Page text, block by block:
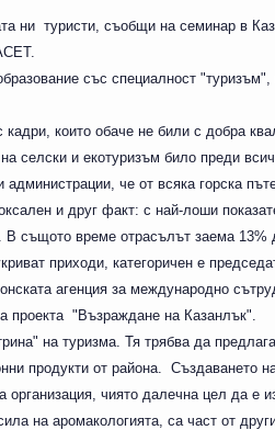
ни туристи, съобщи на семинар в
със специалност
които обаче не били с добра
селски и екотуризъм било преди
че от всяка горска
и друг факт: с най-лоши
същото време отрасълът заема 13%
приходи, категоричен е
агенция за международно
проекта "Възраждане на Казанлък".
на туризма. Тя трябва да
продукти от района. Създаването
чиято далечна цел да е
на аромакологията, са част от